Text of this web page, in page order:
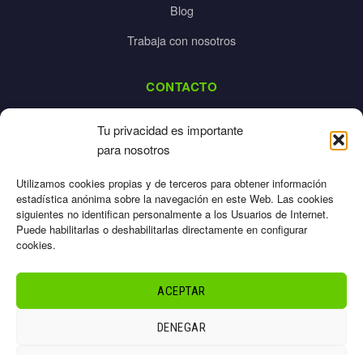
Tu privacidad es importante
para nosotros
Utilizamos cookies propias y de terceros para obtener información
estadística anónima sobre la navegación en este Web. Las cookies
siguientes no identifican personalmente a los Usuarios de Internet.
Puede habilitarlas o deshabilitarlas directamente en configurar
cookies.
ACEPTAR
DENEGAR
Blog
Trabaja con nosotros
CONTACTO
925 532 213
Cookies
Términos
Sitemap